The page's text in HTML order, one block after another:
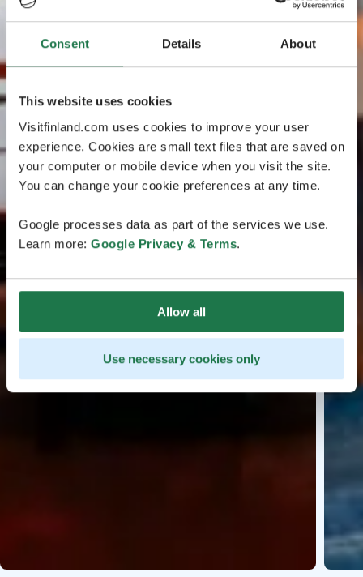
Consent Details About
This website uses cookies
Visitfinland.com uses cookies to improve your user
experience. Cookies are small text files that are saved on
your computer or mobile device when you visit the site.
You can change your cookie preferences at any time.
Google processes data as part of the services we use.
Learn more: Google Privacy & Terms.
Allow all
Use necessary cookies only